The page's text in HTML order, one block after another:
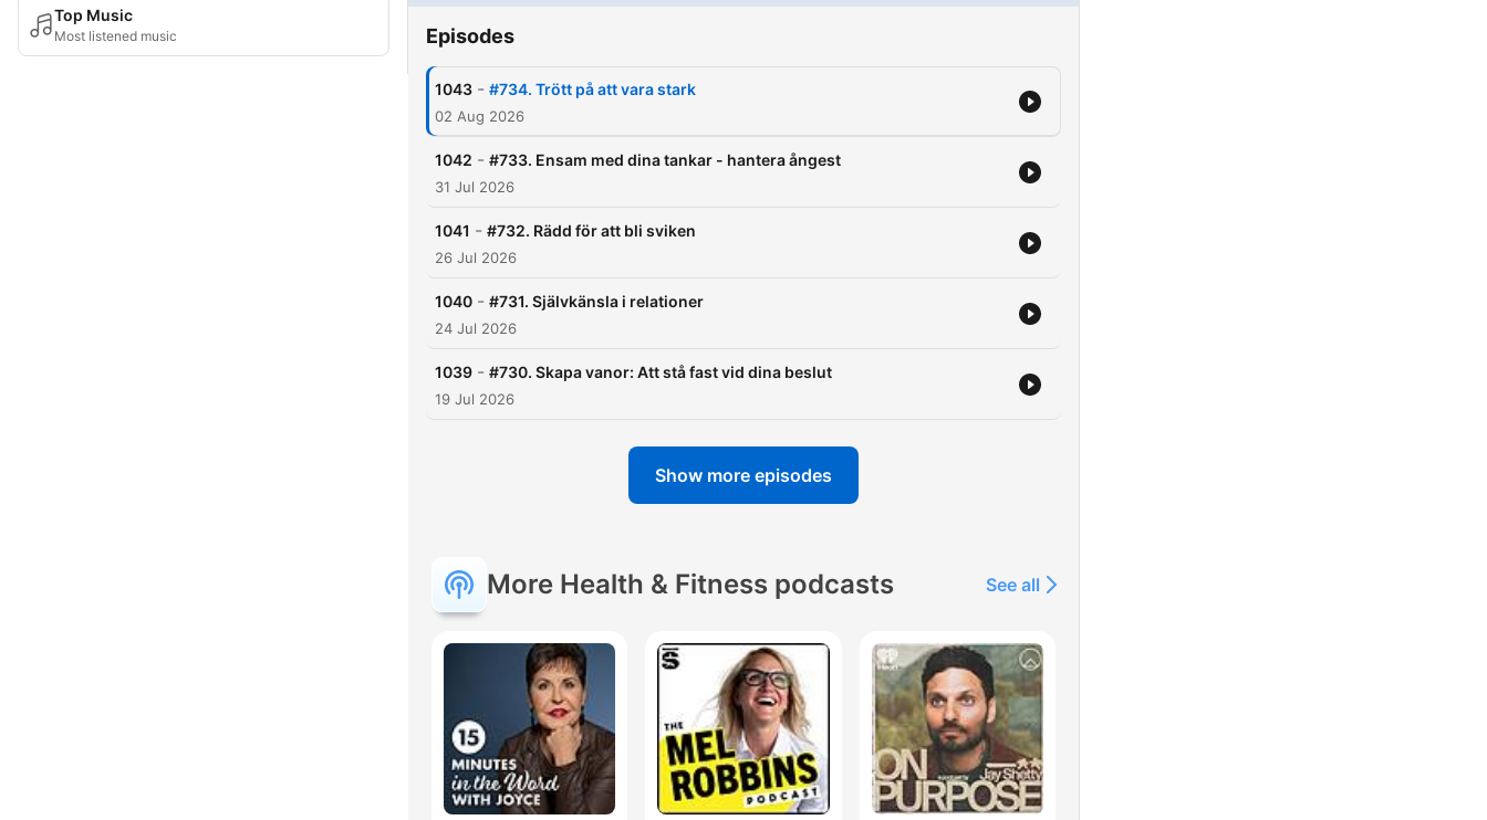
Top Music
Most listened music Episodes
1043 - #734. Trött på att vara stark
02 Aug 2026
1042 - #733. Ensam med dina tankar - hantera ångest
31 Jul 2026
1041 - #732. Rädd för att bli sviken
26 Jul 2026
1040 - #731. Självkänsla i relationer
24 Jul 2026
1039 - #730. Skapa vanor: Att stå fast vid dina beslut
19 Jul 2026
Show more episodes
More Health & Fitness podcasts See all